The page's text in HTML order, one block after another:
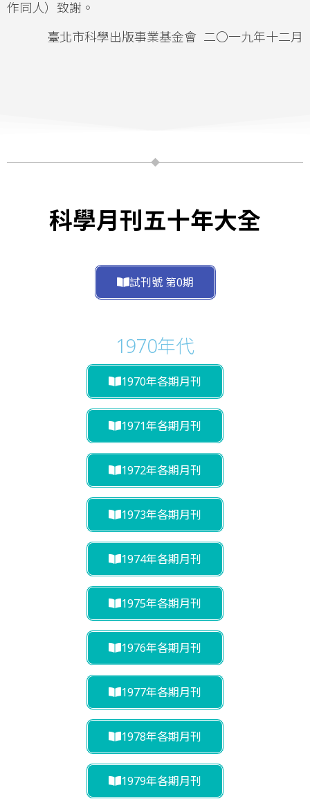
作同人）致謝。
臺北市科學出版事業基金會 二〇一九年十二月
科學月刊五十年大全
試刊號 第0期
1970年代
1970年各期月刊
1971年各期月刊
1972年各期月刊
1973年各期月刊
1974年各期月刊
1975年各期月刊
1976年各期月刊
1977年各期月刊
1978年各期月刊
1979年各期月刊